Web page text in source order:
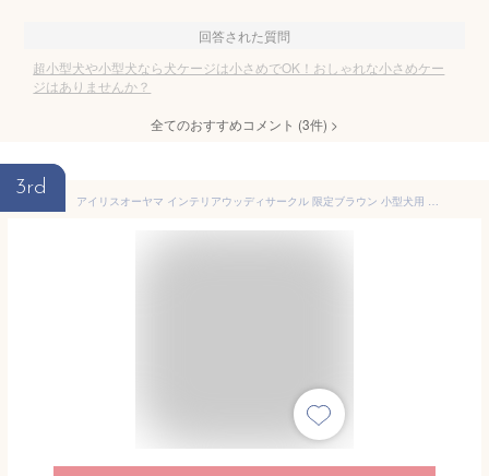
回答された質問
超小型犬や小型犬なら犬ケージは小さめでOK！おしゃれな小さめケー
ジはありませんか？
全てのおすすめコメント (3件) >
3rd
アイリスオーヤマ インテリアウッディサークル 限定ブラウン 小型犬用 小型犬向け【Amazon.co.jp限定】